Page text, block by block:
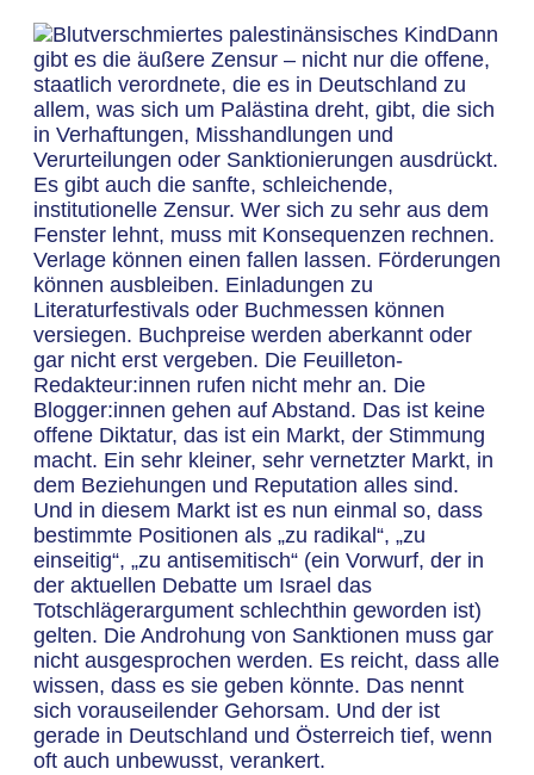
Dann
gibt es die äußere Zensur – nicht nur die offene,
staatlich verordnete, die es in Deutschland zu
allem, was sich um Palästina dreht, gibt, die sich
in Verhaftungen, Misshandlungen und
Verurteilungen oder Sanktionierungen ausdrückt.
Es gibt auch die sanfte, schleichende,
institutionelle Zensur. Wer sich zu sehr aus dem
Fenster lehnt, muss mit Konsequenzen rechnen.
Verlage können einen fallen lassen. Förderungen
können ausbleiben. Einladungen zu
Literaturfestivals oder Buchmessen können
versiegen. Buchpreise werden aberkannt oder
gar nicht erst vergeben. Die Feuilleton-
Redakteur:innen rufen nicht mehr an. Die
Blogger:innen gehen auf Abstand. Das ist keine
offene Diktatur, das ist ein Markt, der Stimmung
macht. Ein sehr kleiner, sehr vernetzter Markt, in
dem Beziehungen und Reputation alles sind.
Und in diesem Markt ist es nun einmal so, dass
bestimmte Positionen als „zu radikal“, „zu
einseitig“, „zu antisemitisch“ (ein Vorwurf, der in
der aktuellen Debatte um Israel das
Totschlägerargument schlechthin geworden ist)
gelten. Die Androhung von Sanktionen muss gar
nicht ausgesprochen werden. Es reicht, dass alle
wissen, dass es sie geben könnte. Das nennt
sich vorauseilender Gehorsam. Und der ist
gerade in Deutschland und Österreich tief, wenn
oft auch unbewusst, verankert.